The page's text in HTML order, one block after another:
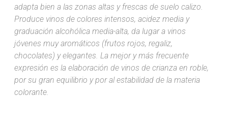
adapta bien a las zonas altas y frescas de suelo calizo.
Produce vinos de colores intensos, acidez media y
graduación alcohólica media-alta, da lugar a vinos
jóvenes muy aromáticos (frutos rojos, regaliz,
chocolates) y elegantes. La mejor y más frecuente
expresión es la elaboración de vinos de crianza en roble,
por su gran equilibrio y por al estabilidad de la materia
colorante.